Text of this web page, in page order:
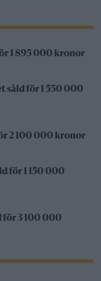
1 895 000 kronor
såld för 1 550 000
2 100 000 kronor
för 1 150 000
för 3 100 000